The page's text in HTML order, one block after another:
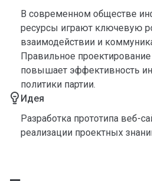
В современном обществе
ресурсы играют ключевую
взаимодействии и
Правильное проектирование
повышает эффективность
политики партии.
Идея
Разработка прототипа веб-
реализации проектных